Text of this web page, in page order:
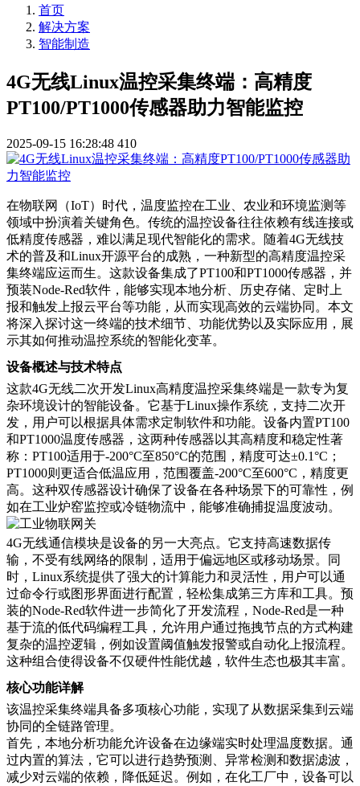
首页
解决方案
智能制造
4G无线Linux温控采集终端：高精度
PT100/PT1000传感器助力智能监控
2025-09-15 16:28:48 410
在物联网（IoT）时代，温度监控在工业、农业和环境监测等
领域中扮演着关键角色。传统的温控设备往往依赖有线连接或
低精度传感器，难以满足现代智能化的需求。随着4G无线技
术的普及和Linux开源平台的成熟，一种新型的高精度温控采
集终端应运而生。这款设备集成了PT100和PT1000传感器，并
预装Node-Red软件，能够实现本地分析、历史存储、定时上
报和触发上报云平台等功能，从而实现高效的云端协同。本文
将深入探讨这一终端的技术细节、功能优势以及实际应用，展
示其如何推动温控系统的智能化变革。
设备概述与技术特点
这款4G无线二次开发Linux高精度温控采集终端是一款专为复
杂环境设计的智能设备。它基于Linux操作系统，支持二次开
发，用户可以根据具体需求定制软件和功能。设备内置PT100
和PT1000温度传感器，这两种传感器以其高精度和稳定性著
称：PT100适用于-200°C至850°C的范围，精度可达±0.1°C；
PT1000则更适合低温应用，范围覆盖-200°C至600°C，精度更
高。这种双传感器设计确保了设备在各种场景下的可靠性，例
如在工业炉窑监控或冷链物流中，能够准确捕捉温度波动。
4G无线通信模块是设备的另一大亮点。它支持高速数据传
输，不受有线网络的限制，适用于偏远地区或移动场景。同
时，Linux系统提供了强大的计算能力和灵活性，用户可以通
过命令行或图形界面进行配置，轻松集成第三方库和工具。预
装的Node-Red软件进一步简化了开发流程，Node-Red是一种
基于流的低代码编程工具，允许用户通过拖拽节点的方式构建
复杂的温控逻辑，例如设置阈值触发报警或自动化上报流程。
这种组合使得设备不仅硬件性能优越，软件生态也极其丰富。
核心功能详解
该温控采集终端具备多项核心功能，实现了从数据采集到云端
协同的全链路管理。
首先，本地分析功能允许设备在边缘端实时处理温度数据。通
过内置的算法，它可以进行趋势预测、异常检测和数据滤波，
减少对云端的依赖，降低延迟。例如，在化工厂中，设备可以